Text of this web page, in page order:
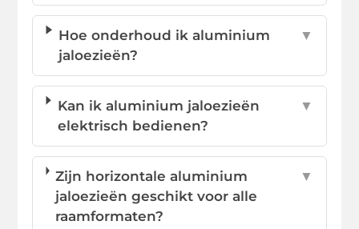
Hoe onderhoud ik aluminium
jaloezieën?
▼
Kan ik aluminium jaloezieën
elektrisch bedienen?
▼
Zijn horizontale aluminium
jaloezieën geschikt voor alle
raamformaten?
▼